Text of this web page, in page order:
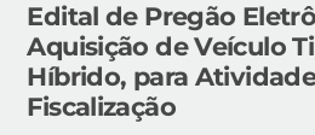
Edital de Pregão
Aquisição de Veículo
Híbrido, para
Fiscalização